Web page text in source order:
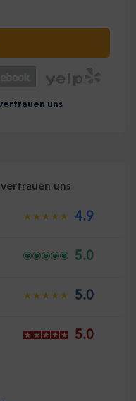
uns
uns
4.9
5.0
5.0
5.0